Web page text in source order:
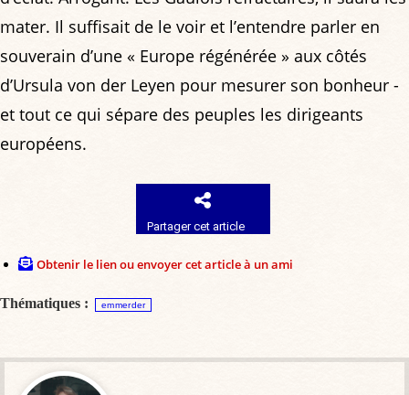
mater. Il suffisait de le voir et l’entendre parler en
souverain d’une « Europe régénérée » aux côtés
d’Ursula von der Leyen pour mesurer son bonheur -
et tout ce qui sépare des peuples les dirigeants
européens.
Partager cet article
Obtenir le lien ou envoyer cet article à un ami
Thématiques : emmerder